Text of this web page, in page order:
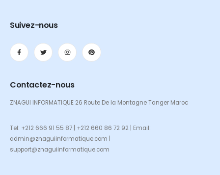
Suivez-nous
Contactez-nous
ZNAGUI INFORMATIQUE 26 Route De la Montagne Tanger Maroc
Tel: +212 666 91 55 87 | +212 660 86 72 92 | Email:
admin@znaguiinformatique.com |
support@znaguiinformatique.com